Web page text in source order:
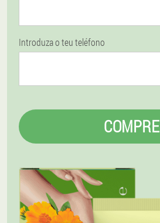
Introduza o teu teléfono
COMPRE